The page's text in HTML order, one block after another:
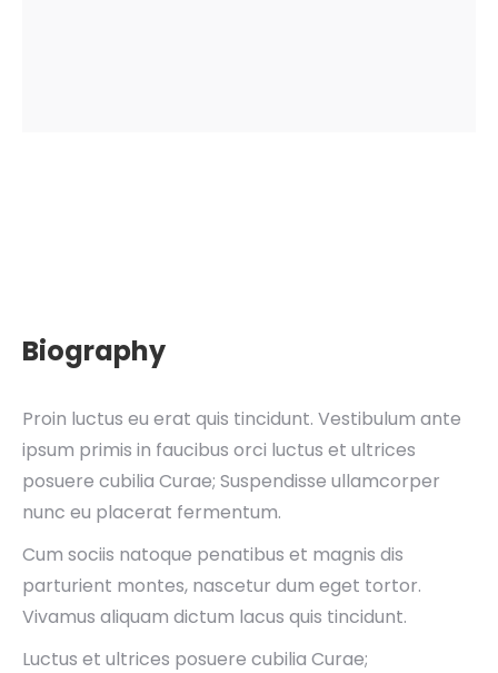
Biography
Proin luctus eu erat quis tincidunt. Vestibulum ante
ipsum primis in faucibus orci luctus et ultrices
posuere cubilia Curae; Suspendisse ullamcorper
nunc eu placerat fermentum.
Cum sociis natoque penatibus et magnis dis
parturient montes, nascetur dum eget tortor.
Vivamus aliquam dictum lacus quis tincidunt.
Luctus et ultrices posuere cubilia Curae;